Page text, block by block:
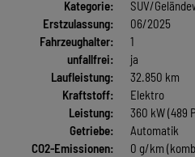
Kategorie:
SUV/
Erstzulassung:
06/2025
Fahrzeughalter:
1
unfallfrei:
ja
Laufleistung:
32.850 km
Kraftstoff:
Elektro
Leistung:
360 kW (489
Getriebe:
Automatik
CO2-Emissionen:
0 g/km